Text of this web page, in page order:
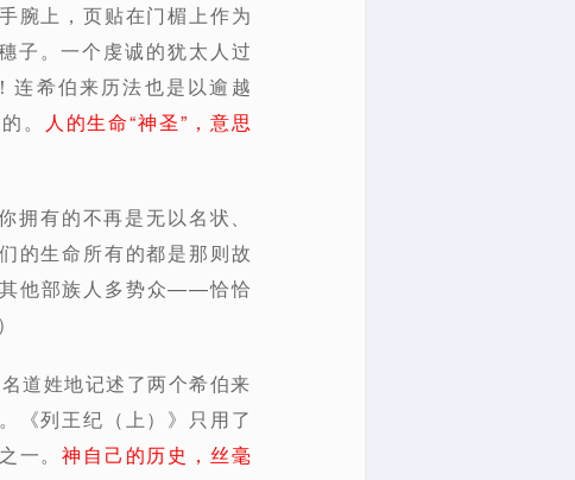
腕上，页贴在门楣上作为
子。一个虔诚的犹太人过
希伯来历法也是以逾越
。 人的生命“神圣”，意思
有的不再是无以名状、
的生命所有的都是那则故
其他部族人多势众——恰恰
道姓地记述了两个希伯来
《列王纪（上）》只用了
一。神自己的历史，丝毫